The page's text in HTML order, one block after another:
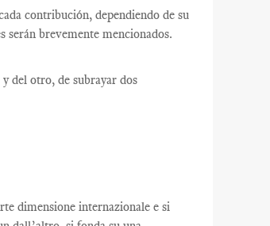
contribución, dependiendo de su
serán brevemente mencionados.
del otro, de subrayar dos
dimensione internazionale e si